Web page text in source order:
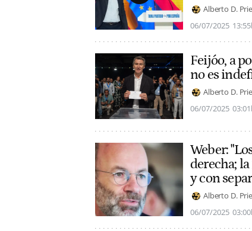
Alberto D.
06/07/2025
Feijóo, a
no es
Alberto D.
06/07/2025
Weber:
derecha;
y con
Alberto D.
06/07/2025